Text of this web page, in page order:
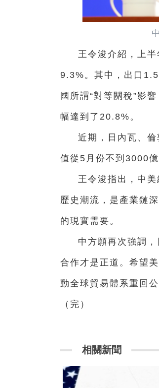
王令浚介紹，上
9.3%。其中，出口
國所謂“對等關稅”影
幅達到了20.8%。
近期，日內瓦、
值從5月份不到3000
王令浚指出，中
歷史潮流，是產業鏈
的現實需要。
中方願再次強調
合作才是正道。希望
動全球貿易體系重回
（完）
相關新聞